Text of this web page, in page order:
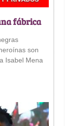
fábrica
son
Isabel Mena